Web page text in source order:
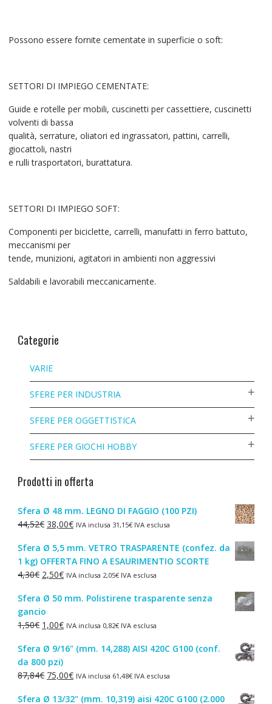
Possono essere fornite cementate in superficie o soft:
SETTORI DI IMPIEGO CEMENTATE:
Guide e rotelle per mobili, cuscinetti per cassettiere, cuscinetti
volventi di bassa
qualità, serrature, oliatori ed ingrassatori, pattini, carrelli,
giocattoli, nastri
e rulli trasportatori, burattatura.
SETTORI DI IMPIEGO SOFT:
Componenti per biciclette, carrelli, manufatti in ferro battuto,
meccanismi per
tende, munizioni, agitatori in ambienti non aggressivi
Saldabili e lavorabili meccanicamente.
Categorie
VARIE
SFERE PER INDUSTRIA
SFERE PER OGGETTISTICA
SFERE PER GIOCHI HOBBY
Prodotti in offerta
Sfera Ø 48 mm. LEGNO DI FAGGIO (100 PZI)
44,52€ Il
originale
era:
44,52€.
38,00€Il
attuale
è:
38,00€.
IVA inclusa 31,15€IVA esclusa
Sfera Ø 5,5 mm. VETRO TRASPARENTE (confez. da
1 kg) OFFERTA FINO A ESAURIMENTIO SCORTE
4,30€ Il
originale
era:
4,30€.
2,50€Il
attuale
2,50€.
IVA inclusa 2,05€IVA esclusa
Sfera Ø 50 mm. Polistirene trasparente senza
gancio
1,50€ Il
originale
era:
1,50€.
1,00€Il
attuale
è:
1,00€.
IVA inclusa 0,82€IVA esclusa
Sfera Ø 9/16" (mm. 14,288) AISI 420C G100 (conf.
da 800 pzi)
87,84€ Il
originale
75,00€Il
attuale
IVA inclusa 61,48€IVA esclusa
Sfera Ø 13/32" (mm. 10,319) aisi 420C G100 (2.000